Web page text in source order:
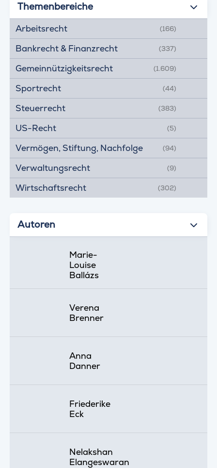
Themenbereiche
Arbeitsrecht (166)
Bankrecht & Finanzrecht (337)
Gemeinnützigkeitsrecht (1.609)
Sportrecht (44)
Steuerrecht (383)
US-Recht (5)
Vermögen, Stiftung, Nachfolge (94)
Verwaltungsrecht (9)
Wirtschaftsrecht (302)
Autoren
Marie-
Louise
Ballázs
Verena
Brenner
Anna
Danner
Friederike
Eck
Nelakshan
Elangeswaran